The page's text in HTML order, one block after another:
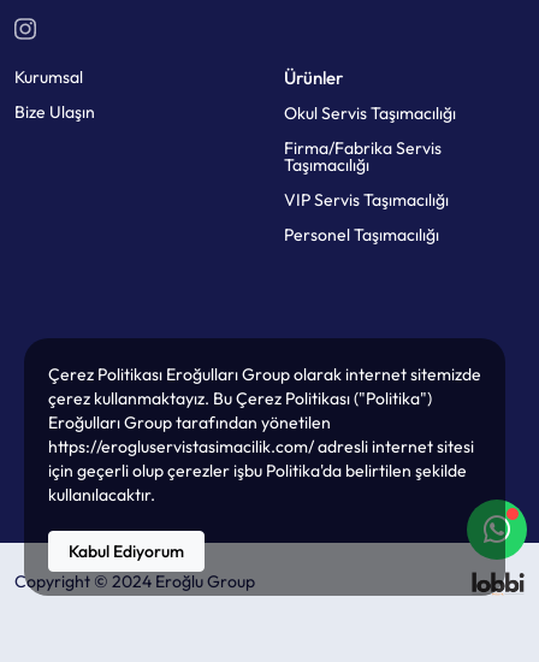
Kurumsal
Bize Ulaşın
Ürünler
Okul Servis Taşımacılığı
Firma/Fabrika Servis
Taşımacılığı
VIP Servis Taşımacılığı
Personel Taşımacılığı
Copyright © 2024 Eroğlu Group
Çerez Politikası Eroğulları Group olarak internet sitemizde
çerez kullanmaktayız. Bu Çerez Politikası ("Politika")
Eroğulları Group tarafından yönetilen
https://erogluservistasimacilik.com/ adresli internet sitesi
için geçerli olup çerezler işbu Politika'da belirtilen şekilde
kullanılacaktır.
Kabul Ediyorum